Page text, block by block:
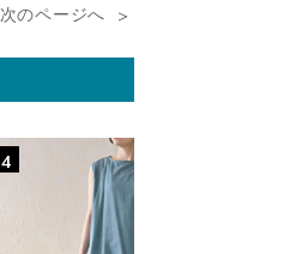
次のページへ
4